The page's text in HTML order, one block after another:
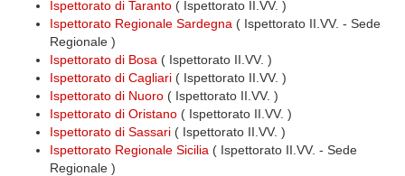
Ispettorato di Taranto ( Ispettorato II.VV. )
Ispettorato Regionale Sardegna ( Ispettorato II.VV. - Sede
Regionale )
Ispettorato di Bosa ( Ispettorato II.VV. )
Ispettorato di Cagliari ( Ispettorato II.VV. )
Ispettorato di Nuoro ( Ispettorato II.VV. )
Ispettorato di Oristano ( Ispettorato II.VV. )
Ispettorato di Sassari ( Ispettorato II.VV. )
Ispettorato Regionale Sicilia ( Ispettorato II.VV. - Sede
Regionale )